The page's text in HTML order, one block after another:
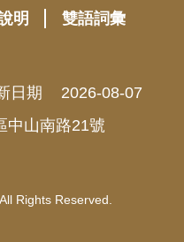
明 雙語詞彙
日期
2026-08-07
中山南路21號
Rights Reserved.